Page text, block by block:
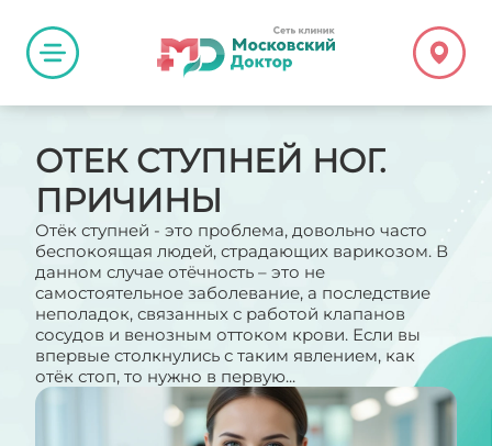
ОТЕК СТУПНЕЙ НОГ.
ПРИЧИНЫ
Отёк ступней - это проблема, довольно часто
беспокоящая людей, страдающих варикозом. В
данном случае отёчность – это не
самостоятельное заболевание, а последствие
неполадок, связанных с работой клапанов
сосудов и венозным оттоком крови. Если вы
впервые столкнулись с таким явлением, как
отёк стоп, то нужно в первую...